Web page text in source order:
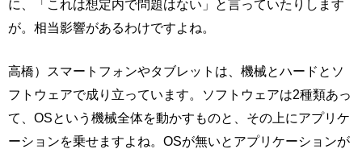
に、「これは想定内で問題はない」と言っていたりします
が。相当影響があるわけですよね。
高橋）スマートフォンやタブレットは、機械とハードとソ
フトウェアで成り立っています。ソフトウェアは2種類あっ
て、OSという機械全体を動かすものと、その上にアプリケ
ーションを乗せますよね。OSが無いとアプリケーションが